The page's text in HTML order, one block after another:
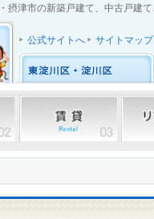
摂津市の新築戸建て、中古戸建
公式サイトへ サイトマップ